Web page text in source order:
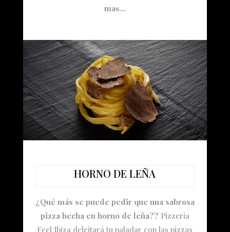
mas…
HORNO DE LEÑA
¿Qué más se puede pedir que una sabrosa
pizza hecha en horno de leña?? Pizzeria
Feel Ibiza deleitará tu paladar con las pizzas